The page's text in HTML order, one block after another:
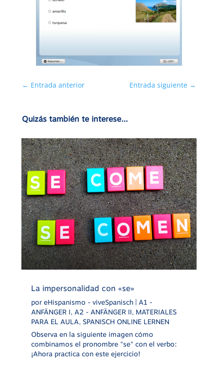
← Entrada anterior Entrada siguiente →
Quizás también te interese…
La impersonalidad con «se»
por eHispanismo - viveSpanisch| A1 -
ANFÄNGER I, A2 - ANFÄNGER II, MATERIALES
PARA EL AULA, SPANISCH ONLINE LERNEN
Observa en la siguiente imagen cómo
combinamos el pronombre "se" con el verbo:
¡Ahora practica con este ejercicio!